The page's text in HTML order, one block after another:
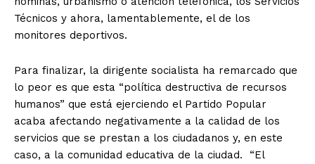
Técnicos y ahora, lamentablemente, el de los
monitores deportivos.
Para finalizar, la dirigente socialista ha remarcado que
lo peor es que esta “política destructiva de recursos
humanos” que está ejerciendo el Partido Popular
acaba afectando negativamente a la calidad de los
servicios que se prestan a los ciudadanos y, en este
caso, a la comunidad educativa de la ciudad. “El